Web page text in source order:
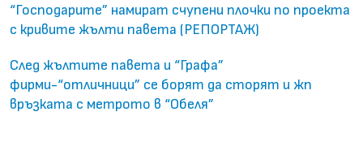
“Господарите” намират счупени плочки по проекта
с кривите жълти павета (РЕПОРТАЖ)
След жълтите павета и “Графа”
фирми-“отличници” се борят да сторят и жп
връзката с метрото в “Обеля”